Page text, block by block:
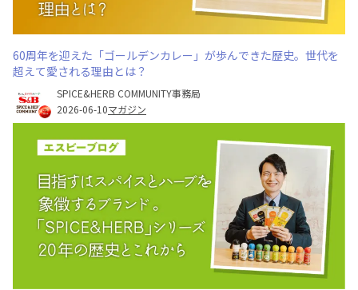
60周年を迎えた「ゴールデンカレー」が歩んできた歴史。世代を
超えて愛される理由とは？
SPICE&HERB COMMUNITY事務局
2026-06-10マガジン